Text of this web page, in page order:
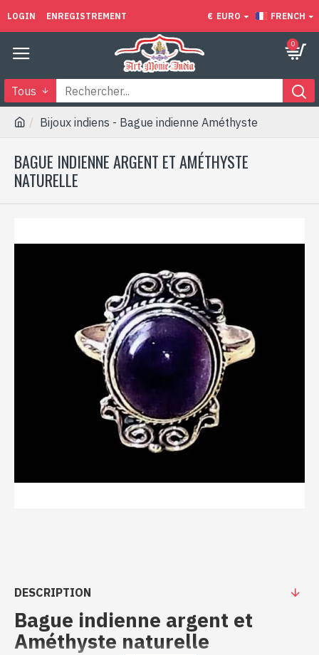
LOGIN ENREGISTREMENT € EURO FRENCH
0
Tous
Bijoux indiens - Bague indienne Améthyste
BAGUE INDIENNE ARGENT ET AMÉTHYSTE
NATURELLE
DESCRIPTION
Bague indienne argent et
Améthyste naturelle